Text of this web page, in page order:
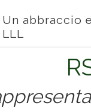
Un abbraccio
LLL